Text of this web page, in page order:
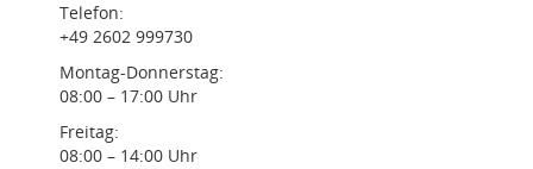
Telefon:
+49 2602 999730
Montag-Donnerstag:
08:00 – 17:00 Uhr
Freitag:
08:00 – 14:00 Uhr